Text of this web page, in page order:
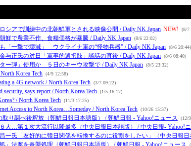
アで訓練中の北朝鮮軍とされる映像公開 / Daily NK Japan NEW! (8/7
鮮で農業不作、食糧価格が暴騰 / Daily NK Japan (8/6 22:02)
「一撃で壊滅」 ウクライナ軍の“怪物兵器” / Daily NK Japan (8/6 20:44)
正氏の対日「軍事的選択肢」談話の直後 / Daily NK Japan (8/6 08:40)
ー弾」使用か ５日のキーウ攻撃で / Daily NK Japan (8/5 23:32)
Korea Tech (4/9 12:58)
a 4G network / North Korea Tech (3/7 09:22)
says report / North Korea Tech (1/5 16:17)
/ North Korea Tech (11/3 17:25)
Access to North Korea…Someday / North Korea Tech (10/26 15:37)
り調べ後釈放（朝鮮日報日本語版） / 朝鮮日報 - Yahoo!ニュース (12/
人…第１次大流行以降最多（中央日報日本語版） / 中央日報- Yahoo!
一氏「友好的に韓日関係を転換するのに役割をしたい」（中央日報
」法案を奇襲処理（朝鮮日報日本語版） / 朝鮮日報 - Yahoo!ニュース